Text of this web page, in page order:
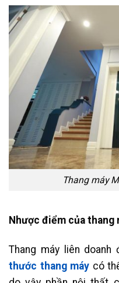
Thang máy
Nhược điểm của thang
Thang máy liên
thước thang máy có